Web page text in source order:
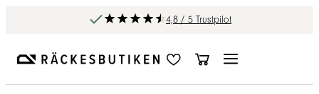
4,8 / 5 Trustpilot